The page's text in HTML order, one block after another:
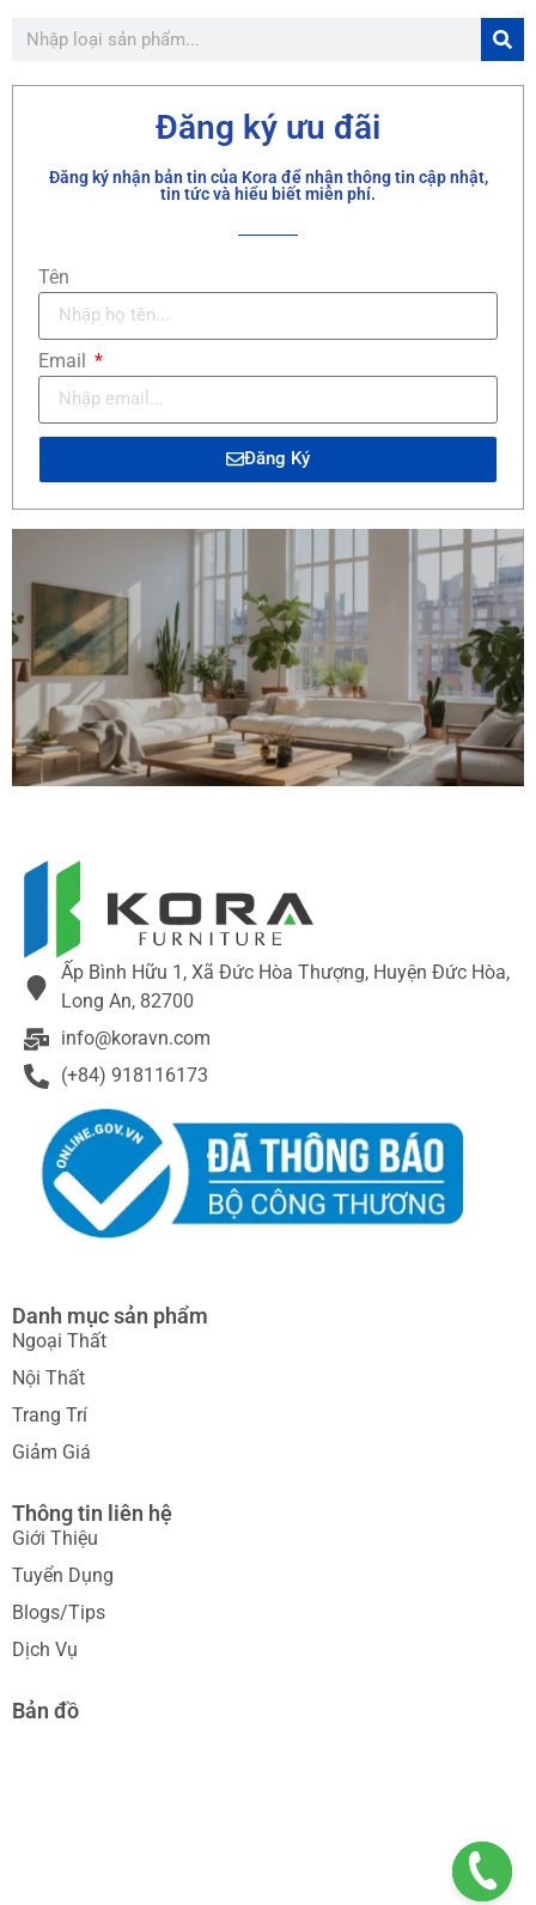
Đăng ký ưu đãi
Đăng ký nhận bản tin của Kora để nhận thông tin cập nhật,
tin tức và hiểu biết miễn phí.
Tên
Email
Đăng Ký
Ấp Bình Hữu 1, Xã Đức Hòa Thượng, Huyện Đức Hòa,
Long An, 82700
info@koravn.com
(+84) 918116173
Danh mục sản phẩm
Ngoại Thất
Nội Thất
Trang Trí
Giảm Giá
Thông tin liên hệ
Giới Thiệu
Tuyển Dụng
Blogs/Tips
Dịch Vụ
Bản đồ